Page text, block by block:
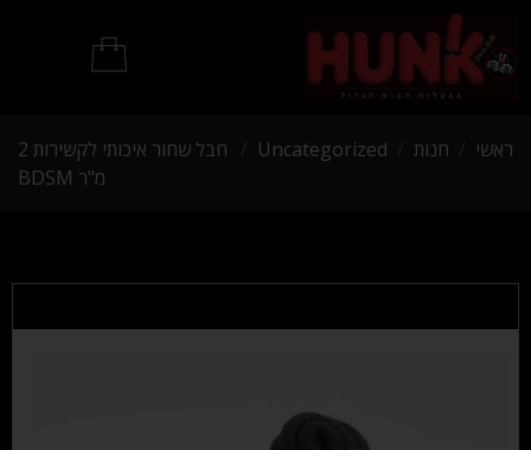
ראשי חנות Uncategorized
חבל שחור איכותי לקשירות 2
מ"ר BDSM